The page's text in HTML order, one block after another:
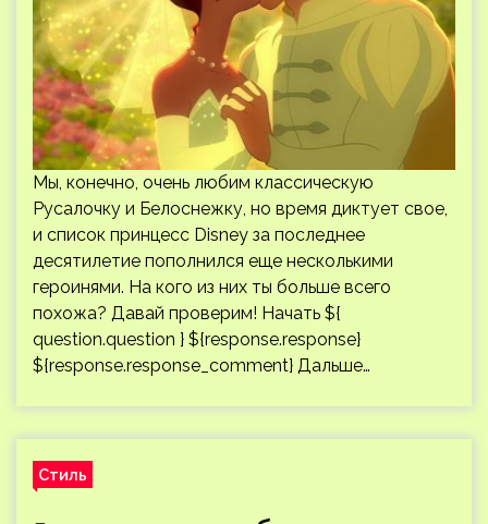
Мы, конечно, очень любим классическую
Русалочку и Белоснежку, но время диктует свое,
и список принцесс Disney за последнее
десятилетие пополнился еще несколькими
героинями. На кого из них ты больше всего
похожа? Давай проверим! Начать ${
question.question } ${response.response}
${response.response_comment} Дальше…
Стиль